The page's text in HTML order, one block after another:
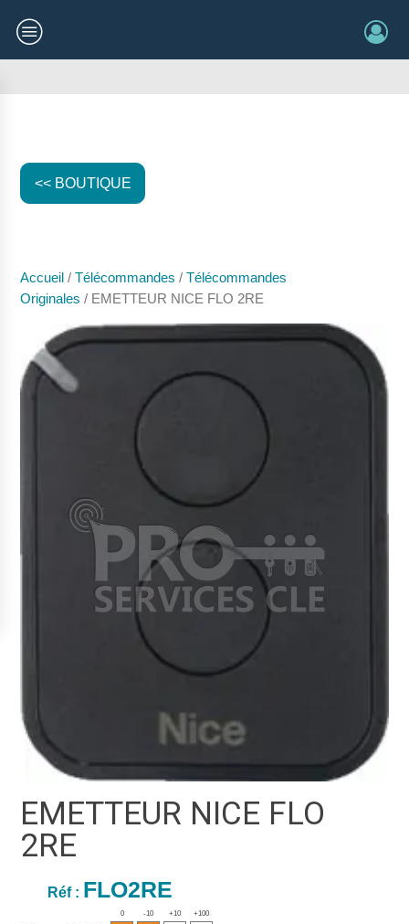
<< BOUTIQUE
Accueil /Télécommandes /Télécommandes
Originales / EMETTEUR NICE FLO 2RE
EMETTEUR NICE FLO
2RE
Réf : FLO2RE
0 -10 +10 +100